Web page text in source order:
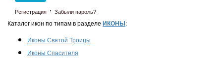
Регистрация · Забыли пароль?
Каталог икон по типам в разделе ИКОНЫ :
Иконы Святой Троицы
Иконы Спасителя